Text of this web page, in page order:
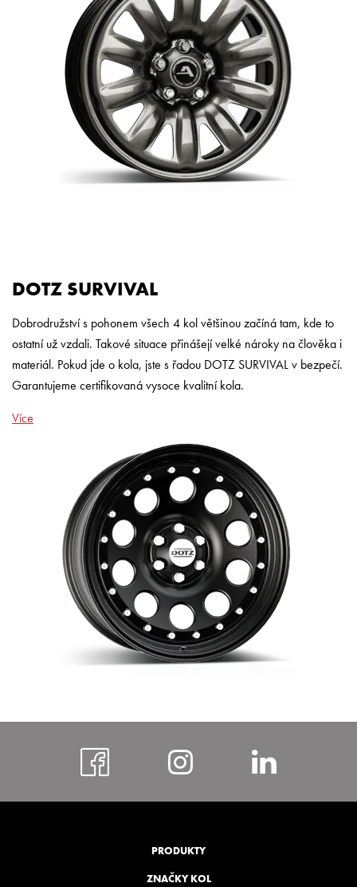
DOTZ SURVIVAL
Dobrodružství s pohonem všech 4 kol většinou začíná tam, kde to
ostatní už vzdali. Takové situace přinášejí velké nároky na člověka i
materiál. Pokud jde o kola, jste s řadou DOTZ SURVIVAL v bezpečí.
Garantujeme certifikovaná vysoce kvalitní kola.
Více
https://https://
PRODUKTY
ZNAČKY KOL